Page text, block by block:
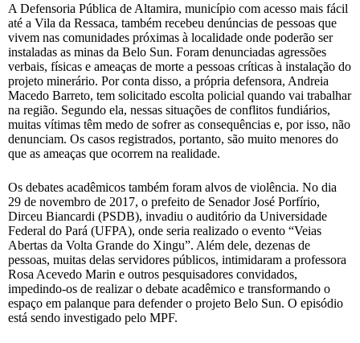
A Defensoria Pública de Altamira, município com acesso mais fácil
até a Vila da Ressaca, também recebeu denúncias de pessoas que
vivem nas comunidades próximas à localidade onde poderão ser
instaladas as minas da Belo Sun. Foram denunciadas agressões
verbais, físicas e ameaças de morte a pessoas críticas à instalação do
projeto minerário. Por conta disso, a própria defensora, Andreia
Macedo Barreto, tem solicitado escolta policial quando vai trabalhar
na região. Segundo ela, nessas situações de conflitos fundiários,
muitas vítimas têm medo de sofrer as consequências e, por isso, não
denunciam. Os casos registrados, portanto, são muito menores do
que as ameaças que ocorrem na realidade.
Os debates acadêmicos também foram alvos de violência. No dia
29 de novembro de 2017, o prefeito de Senador José Porfírio,
Dirceu Biancardi (PSDB), invadiu o auditório da Universidade
Federal do Pará (UFPA), onde seria realizado o evento “Veias
Abertas da Volta Grande do Xingu”. Além dele, dezenas de
pessoas, muitas delas servidores públicos, intimidaram a professora
Rosa Acevedo Marin e outros pesquisadores convidados,
impedindo-os de realizar o debate acadêmico e transformando o
espaço em palanque para defender o projeto Belo Sun. O episódio
está sendo investigado pelo MPF.